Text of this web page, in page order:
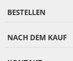
BESTELLEN
NACH DEM KAUF